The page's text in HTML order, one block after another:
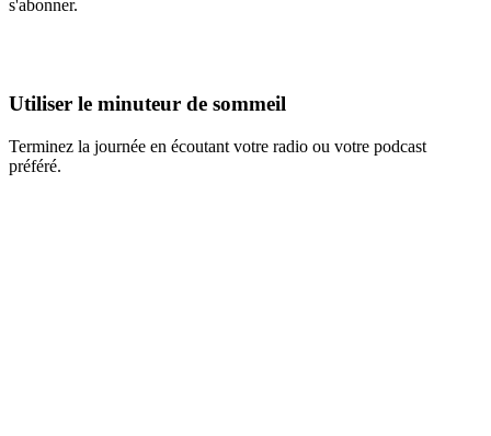
s'abonner.
Utiliser le minuteur de sommeil
Terminez la journée en écoutant votre radio ou votre podcast
préféré.